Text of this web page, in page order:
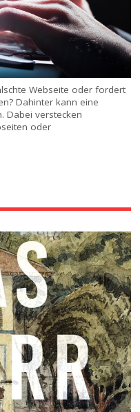
Webseite oder fordert
Dahinter kann eine
Dabei verstecken
oder